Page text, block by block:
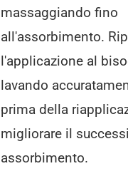
massaggiando fino
all'assorbimento.
l'applicazione al
lavando
prima della
migliorare il
assorbimento.